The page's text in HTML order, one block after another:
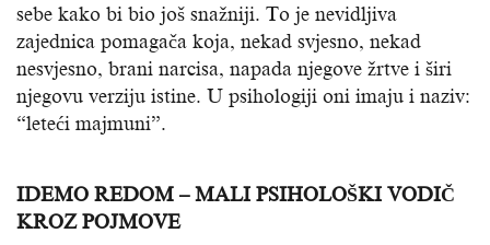
sebe kako bi bio još snažniji. To je nevidljiva
zajednica pomagača koja, nekad svjesno, nekad
nesvjesno, brani narcisa, napada njegove žrtve i širi
njegovu verziju istine. U psihologiji oni imaju i naziv:
“leteći majmuni”.
IDEMO REDOM – MALI PSIHOLOŠKI VODIČ
KROZ POJMOVE